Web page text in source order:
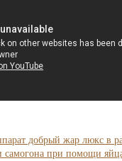
добрый жар люкс в
самогона при помощи